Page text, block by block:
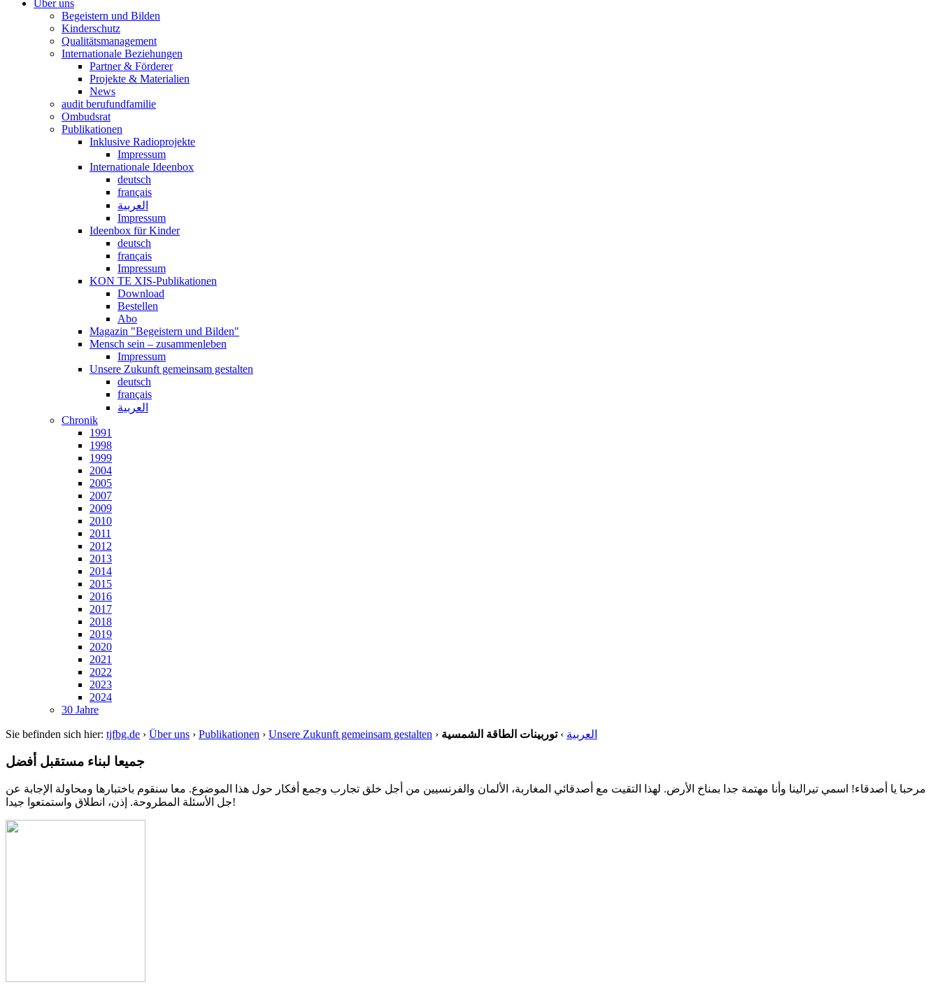
Über uns
Begeistern und Bilden
Kinderschutz
Qualitätsmanagement
Internationale Beziehungen
Partner & Förderer
Projekte & Materialien
News
audit berufundfamilie
Ombudsrat
Publikationen
Inklusive Radioprojekte
Impressum
Internationale Ideenbox
deutsch
français
العربية
Impressum
Ideenbox für Kinder
deutsch
français
Impressum
KON TE XIS-Publikationen
Download
Bestellen
Abo
Magazin "Begeistern und Bilden"
Mensch sein – zusammenleben
Impressum
Unsere Zukunft gemeinsam gestalten
deutsch
français
العربية
Chronik
1991
1998
1999
2004
2005
2007
2009
2010
2011
2012
2013
2014
2015
2016
2017
2018
2019
2020
2021
2022
2023
2024
30 Jahre
Sie befinden sich hier: tjfbg.de › Über uns › Publikationen › Unsere Zukunft gemeinsam gestalten › العربية ›توربينات الطاقة الشمسية
جميعا لبناء مستقبل أفضل
مرحبا يا أصدقاء! اسمي تيرالينا وأنا مهتمة جدا بمناخ الأرض. لهذا التقيت مع أصدقائي المغاربة، الألمان والفرنسيين من أجل خلق تجارب وجمع أفكار حول هذا الموضوع. معا سنقوم باختبارها ومحاولة الإجابة عن
جل الأسئلة المطروحة. إذن، انطلاق واستمتعوا جيدا!